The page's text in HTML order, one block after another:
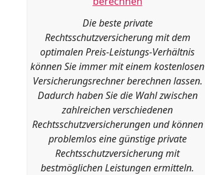
Die beste private
Rechtsschutzversicherung mit dem
optimalen Preis-Leistungs-Verhältnis
können Sie immer mit einem kostenlosen
Versicherungsrechner berechnen lassen.
Dadurch haben Sie die Wahl zwischen
zahlreichen verschiedenen
Rechtsschutzversicherungen und können
problemlos eine günstige private
Rechtsschutzversicherung mit
bestmöglichen Leistungen ermitteln.